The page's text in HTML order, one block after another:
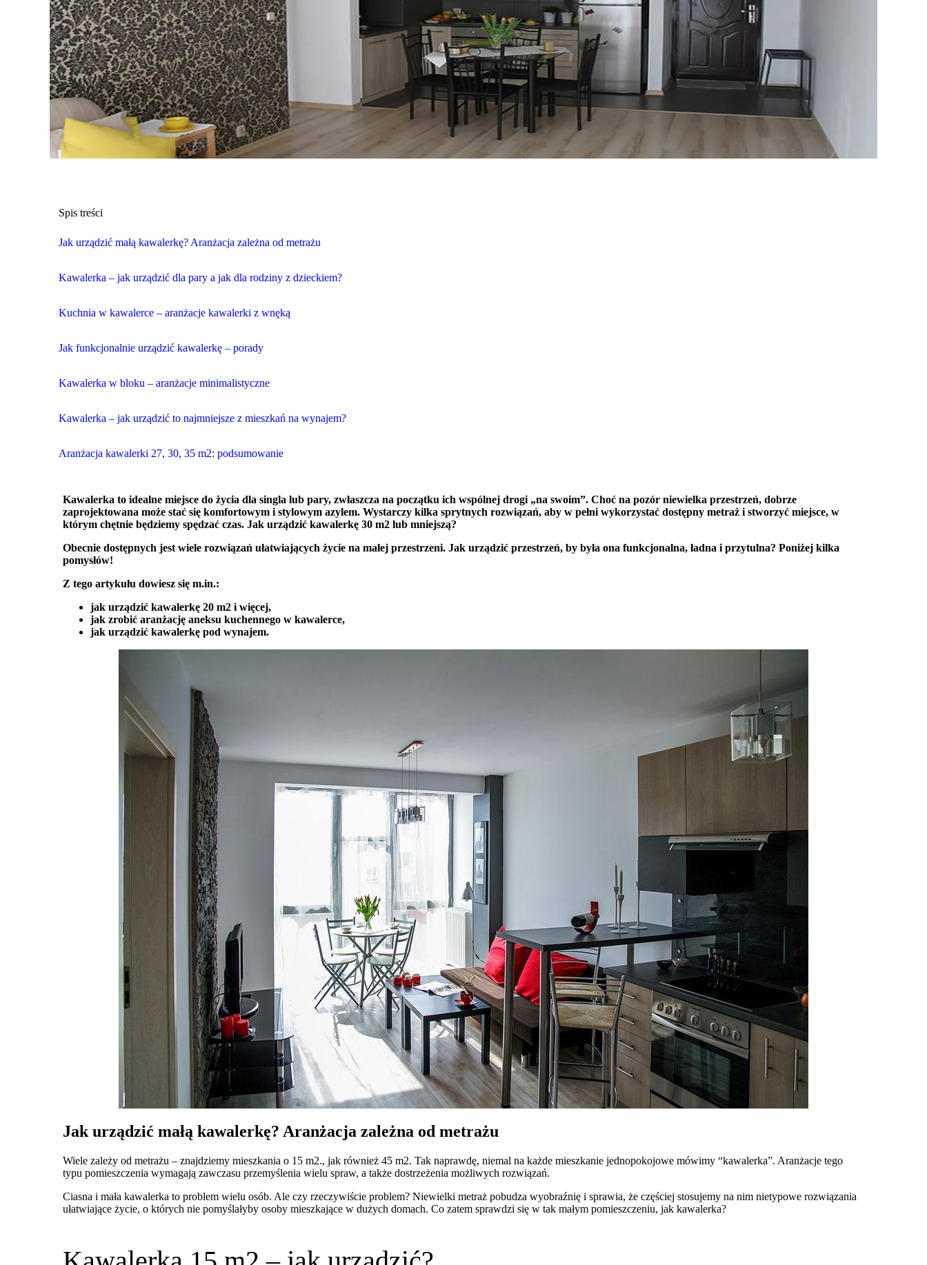
Spis treści
Jak urządzić małą kawalerkę? Aranżacja zależna od metrażu
Kawalerka – jak urządzić dla pary a jak dla rodziny z dzieckiem?
Kuchnia w kawalerce – aranżacje kawalerki z wnęką
Jak funkcjonalnie urządzić kawalerkę – porady
Kawalerka w bloku – aranżacje minimalistyczne
Kawalerka – jak urządzić to najmniejsze z mieszkań na wynajem?
Aranżacja kawalerki 27, 30, 35 m2: podsumowanie
Kawalerka to idealne miejsce do życia dla singla lub pary, zwłaszcza na początku ich wspólnej drogi „na swoim”. Choć na pozór niewielka przestrzeń, dobrze
zaprojektowana może stać się komfortowym i stylowym azylem. Wystarczy kilka sprytnych rozwiązań, aby w pełni wykorzystać dostępny metraż i stworzyć miejsce, w
którym chętnie będziemy spędzać czas. Jak urządzić kawalerkę 30 m2 lub mniejszą?
Obecnie dostępnych jest wiele rozwiązań ułatwiających życie na małej przestrzeni. Jak urządzić przestrzeń, by była ona funkcjonalna, ładna i przytulna? Poniżej kilka
pomysłów!
Z tego artykułu dowiesz się m.in.:
jak urządzić kawalerkę 20 m2 i więcej,
jak zrobić aranżację aneksu kuchennego w kawalerce,
jak urządzić kawalerkę pod wynajem.
Jak urządzić małą kawalerkę? Aranżacja zależna od metrażu
Wiele zależy od metrażu – znajdziemy mieszkania o 15 m2., jak również 45 m2. Tak naprawdę, niemal na każde mieszkanie jednopokojowe mówimy “kawalerka”. Aranżacje tego
typu pomieszczenia wymagają zawczasu przemyślenia wielu spraw, a także dostrzeżenia możliwych rozwiązań.
Ciasna i mała kawalerka to problem wielu osób. Ale czy rzeczywiście problem? Niewielki metraż pobudza wyobraźnię i sprawia, że częściej stosujemy na nim nietypowe rozwiązania
ułatwiające życie, o których nie pomyślałyby osoby mieszkające w dużych domach. Co zatem sprawdzi się w tak małym pomieszczeniu, jak kawalerka?